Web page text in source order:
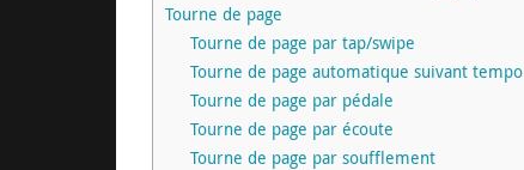
Tourne de page
Tourne de page par tap/swipe
Tourne de page automatique suivant tempo
Tourne de page par pédale
Tourne de page par écoute
Tourne de page par soufflement